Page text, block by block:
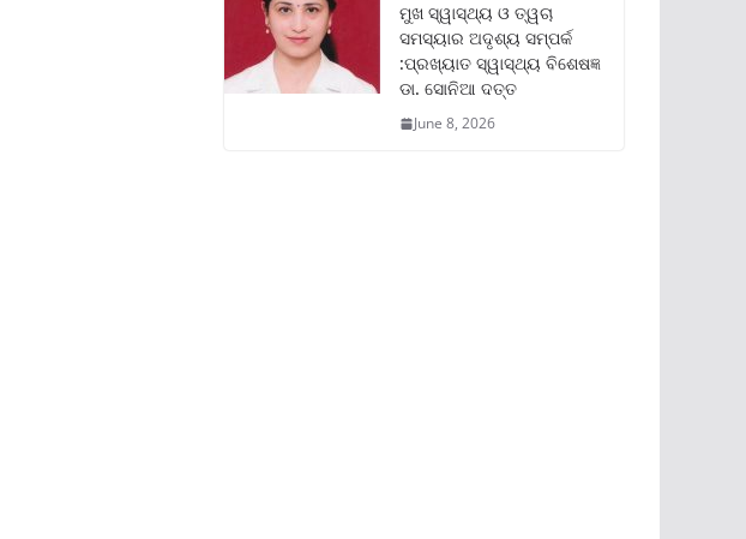
ମୁଖ ସ୍ୱାସ୍ଥ୍ୟ ଓ ତ୍ୱଚା
ସମସ୍ୟାର ଅଦୃଶ୍ୟ ସମ୍ପର୍କ
:ପ୍ରଖ୍ୟାତ ସ୍ୱାସ୍ଥ୍ୟ ବିଶେଷଜ୍ଞ
ଡା. ସୋନିଆ ଦତ୍ତ
June 8, 2026